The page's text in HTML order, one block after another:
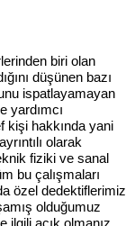
biri olan
düşünen bazı
ispatlayamayan
yardımcı
kişi hakkında yani
olarak
fiziki ve sanal
bu çalışmaları
özel dedektiflerimiz
olduğumuz